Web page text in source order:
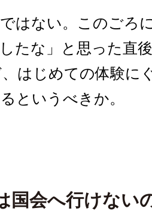
はない。このごろ
たな」と思った直
はじめての体験に
というべきか。
国会へ行けない